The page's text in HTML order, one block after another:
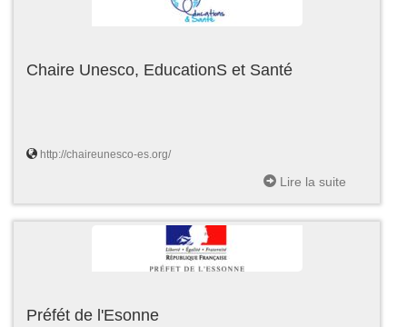
Chaire Unesco, EducationS et Santé
http://chaireunesco-es.org/
Lire la suite
Préfét de l'Esonne